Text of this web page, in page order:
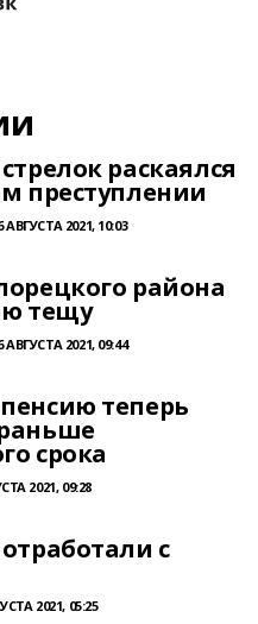
раскаялся
преступлении
АВГУСТА 2021, 10:03
района
тещу
АВГУСТА 2021, 09:44
теперь
срока
2021, 09:28
с
2021, 05:25